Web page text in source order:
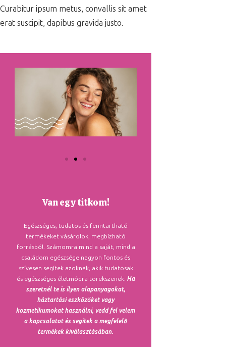
Curabitur ipsum metus, convallis sit amet
erat suscipit, dapibus gravida justo.
Van egy titkom!
Egészséges, tudatos és fenntartható
termékeket vásárolok, megbízható
forrásból. Számomra mind a saját, mind a
családom egészsége nagyon fontos és
szívesen segítek azoknak, akik tudatosak
és egészséges életmódra törekszenek. Ha
szeretnél te is ilyen alapanyagokat,
háztartási eszközöket vagy
kozmetikumokat használni, vedd fel velem
a kapcsolatot és segítek a megfelelő
termékek kiválasztásában.